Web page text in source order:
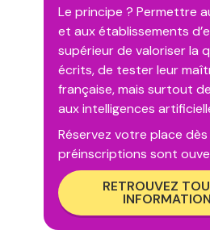
Le principe ? Permettre
et aux établissements
supérieur de valoriser la
écrits, de tester leur
française, mais surtout
aux intelligences
Réservez votre place
préinscriptions sont
RETROUVEZ